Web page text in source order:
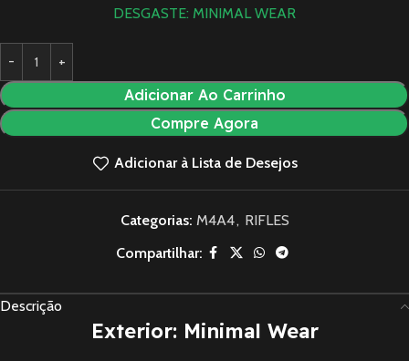
DESGASTE: MINIMAL WEAR
Adicionar Ao Carrinho
Compre Agora
Adicionar à Lista de Desejos
Categorias: M4A4, RIFLES
Compartilhar:
Descrição
Exterior: Minimal Wear